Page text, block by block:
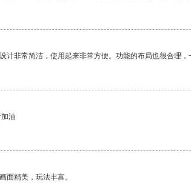
计非常简洁，使用起来非常方便。功能的布局也很合理，
油
面精美，玩法丰富。